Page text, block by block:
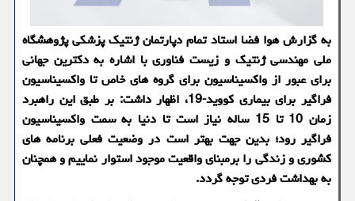
به گزارش هوا فضا استاد تمام دپارتمان ژنتیک پزشکی پژوهشگاه
ملی مهندسی ژنتیک و زیست فناوری با اشاره به دکترین جهانی
برای عبور از واکسیناسیون برای گروه های خاص تا واکسیناسیون
فراگیر برای بیماری کووید-19، اظهار داشت: بر طبق این راهبرد
زمان 10 تا 15 ساله نیاز است تا دنیا به سمت واکسیناسیون
فراگیر رود؛ بدین جهت بهتر است در وضعیت فعلی برنامه های
کشوری و زندگی را برمبنای واقعیت موجود استوار نماییم و همچنان
به بهداشت فردی توجه گردد.